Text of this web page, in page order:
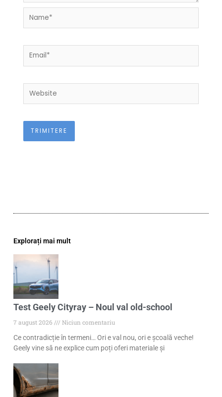
Name*
Email*
Website
Explorați mai mult
Test Geely Cityray – Noul val old-school
7 august 2026
Niciun comentariu
Ce contradicție în termeni… Ori e val nou, ori e școală veche!
Geely vine să ne explice cum poți oferi materiale și